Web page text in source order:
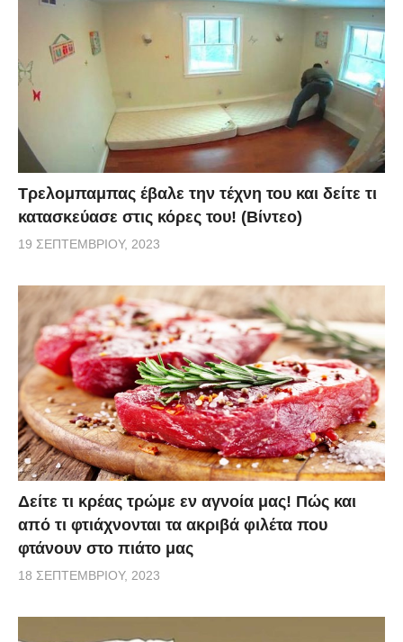
Τρελομπαμπας έβαλε την τέχνη του και δείτε τι
κατασκεύασε στις κόρες του! (Βίντεο)
19 ΣΕΠΤΕΜΒΡΊΟΥ, 2023
Δείτε τι κρέας τρώμε εν αγνοία μας! Πώς και
από τι φτιάχνονται τα ακριβά φιλέτα που
φτάνουν στο πιάτο μας
18 ΣΕΠΤΕΜΒΡΊΟΥ, 2023